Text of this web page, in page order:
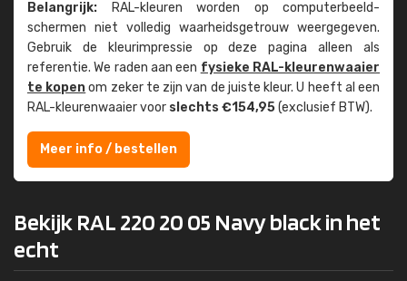
Belangrijk: RAL-kleuren worden op computer­beeld­
schermen niet volledig waarheids­­getrouw weer­gegeven.
Gebruik de kleur­impressie op deze pagina alleen als
referentie. We raden aan een fysieke RAL-kleuren­waaier
te kopenom zeker te zijn van de juiste kleur. U heeft al een
RAL-kleuren­waaier voor slechts €154,95(exclusief BTW).
Meer info / bestellen
Bekijk RAL 220 20 05 Navy black in het
echt